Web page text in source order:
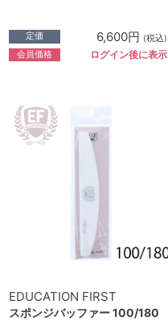
定価 6,600円 (税込)
会員価格 ログイン後に表示
EDUCATION FIRST
スポンジバッファー 100/180